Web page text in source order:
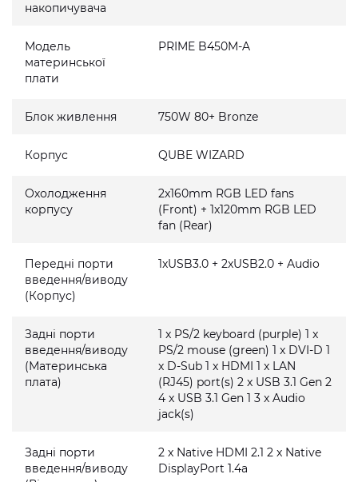
накопичувача
Модель
материнської
плати
PRIME B450M-A
Блок живлення 750W 80+ Bronze
Корпус QUBE WIZARD
Охолодження
корпусу
2x160mm RGB LED fans
(Front) + 1x120mm RGB LED
fan (Rear)
Передні порти
введення/виводу
(Корпус)
1xUSB3.0 + 2xUSB2.0 + Audio
Задні порти
введення/виводу
(Материнська
плата)
1 x PS/2 keyboard (purple) 1 x
PS/2 mouse (green) 1 x DVI-D 1
x D-Sub 1 x HDMI 1 x LAN
(RJ45) port(s) 2 x USB 3.1 Gen 2
4 x USB 3.1 Gen 1 3 x Audio
jack(s)
Задні порти
введення/виводу
2 x Native HDMI 2.1 2 x Native
DisplayPort 1.4a